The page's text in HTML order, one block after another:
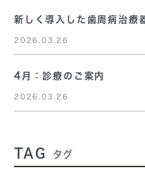
新しく導入した歯周病治療
2026.03.26
4月：診療のご案内
2026.03.26
TAG タグ